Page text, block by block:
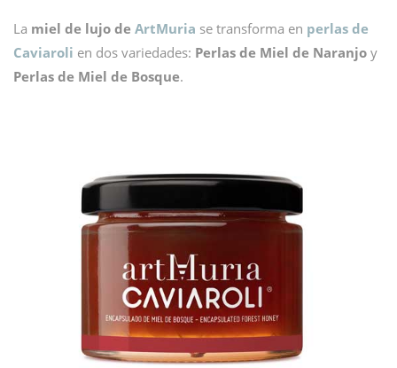
La miel de lujo de ArtMuria se transforma en perlas de
Caviaroli en dos variedades: Perlas de Miel de Naranjo y
Perlas de Miel de Bosque.